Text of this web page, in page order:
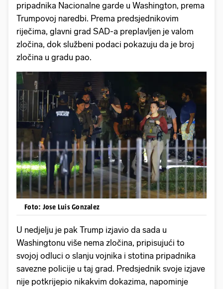
pripadnika Nacionalne garde u Washington, prema
Trumpovoj naredbi. Prema predsjednikovim
riječima, glavni grad SAD-a preplavljen je valom
zločina, dok službeni podaci pokazuju da je broj
zločina u gradu pao.
Foto: Jose Luis Gonzalez
U nedjelju je pak Trump izjavio da sada u
Washingtonu više nema zločina, pripisujući to
svojoj odluci o slanju vojnika i stotina pripadnika
savezne policije u taj grad. Predsjednik svoje izjave
nije potkrijepio nikakvim dokazima, napominje